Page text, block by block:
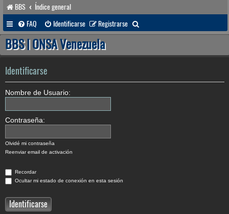
BBS
Índice general
FAQ
Identificarse Registrarse
u
a
BBS | ONSA Venezuela
Identificarse
Nombre de Usuario:
Contraseña:
Olvidé mi contraseña
Reenviar email de activación
Recordar
Ocultar mi estado de conexión en esta sesión